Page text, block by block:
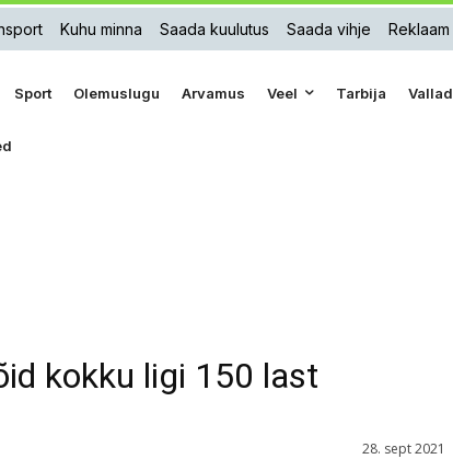
Kuhu minna Saada kuulutus Saada vihje Reklaam
Sport Olemuslugu Arvamus Veel Tarbija Vallad
kokku ligi 150 last
28. sept 2021